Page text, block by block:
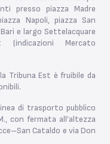
presso piazza Madre
Napoli, piazza San
e largo Settelacquare
Mercato
Tribuna Est è fruibile da
di trasporto pubblico
con fermata all’altezza
Cataldo e via Don